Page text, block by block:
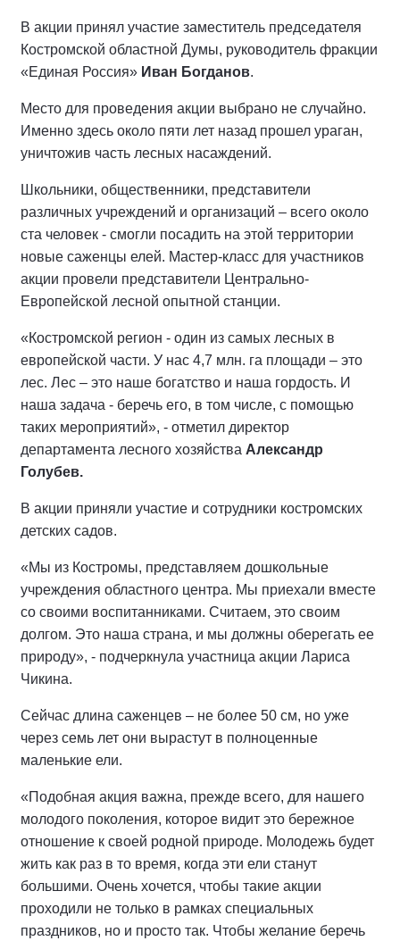
В акции принял участие заместитель председателя
Костромской областной Думы, руководитель фракции
«Единая Россия» Иван Богданов.
Место для проведения акции выбрано не случайно.
Именно здесь около пяти лет назад прошел ураган,
уничтожив часть лесных насаждений.
Школьники, общественники, представители
различных учреждений и организаций – всего около
ста человек - смогли посадить на этой территории
новые саженцы елей. Мастер-класс для участников
акции провели представители Центрально-
Европейской лесной опытной станции.
«Костромской регион - один из самых лесных в
европейской части. У нас 4,7 млн. га площади – это
лес. Лес – это наше богатство и наша гордость. И
наша задача - беречь его, в том числе, с помощью
таких мероприятий», - отметил директор
департамента лесного хозяйства Александр
Голубев.
В акции приняли участие и сотрудники костромских
детских садов.
«Мы из Костромы, представляем дошкольные
учреждения областного центра. Мы приехали вместе
со своими воспитанниками. Считаем, это своим
долгом. Это наша страна, и мы должны оберегать ее
природу», - подчеркнула участница акции Лариса
Чикина.
Сейчас длина саженцев – не более 50 см, но уже
через семь лет они вырастут в полноценные
маленькие ели.
«Подобная акция важна, прежде всего, для нашего
молодого поколения, которое видит это бережное
отношение к своей родной природе. Молодежь будет
жить как раз в то время, когда эти ели станут
большими. Очень хочется, чтобы такие акции
проходили не только в рамках специальных
праздников, но и просто так. Чтобы желание беречь